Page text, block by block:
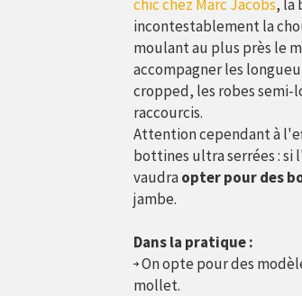
chic chez Marc Jacobs, la
incontestablement la
moulant au plus près le
accompagner les
cropped, les robes
raccourcis.
Attention cependant à
bottines ultra serrées : si
vaudraopter pour des
jambe.
Dans la pratique :
On opte pour des
mollet.